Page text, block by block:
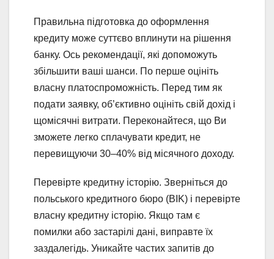
Правильна підготовка до оформлення
кредиту може суттєво вплинути на рішення
банку. Ось рекомендації, які допоможуть
збільшити ваші шанси. По перше оцініть
власну платоспроможність. Перед тим як
подати заявку, об’єктивно оцініть свій дохід і
щомісячні витрати. Переконайтеся, що Ви
зможете легко сплачувати кредит, не
перевищуючи 30–40% від місячного доходу.
Перевірте кредитну історію. Зверніться до
польського кредитного бюро (BIK) і перевірте
власну кредитну історію. Якщо там є
помилки або застарілі дані, виправте їх
заздалегідь. Уникайте частих запитів до